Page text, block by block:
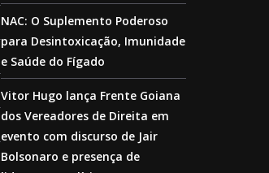
NAC: O Suplemento Poderoso
para Desintoxicação, Imunidade
e Saúde do Fígado
Vitor Hugo lança Frente Goiana
dos Vereadores de Direita em
evento com discurso de Jair
Bolsonaro e presença de